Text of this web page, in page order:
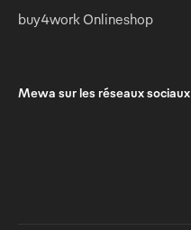
buy4work Onlineshop
Mewa sur les réseaux sociaux